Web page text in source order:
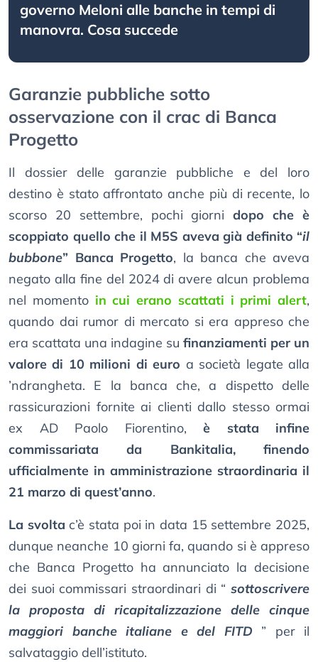
governo Meloni alle banche in tempi di
manovra. Cosa succede
Garanzie pubbliche sotto
osservazione con il crac di Banca
Progetto
Il dossier delle garanzie pubbliche e del loro
destino è stato affrontato anche più di recente, lo
scorso 20 settembre, pochi giornidopo che è
scoppiato quello che il M5S aveva già definito “il
bubbone” Banca Progetto, la banca che aveva
negato alla fine del 2024 di avere alcun problema
nel momento in cui erano scattati i primi alert,
quando dai rumor di mercato si era appreso che
era scattata una indagine su finanziamenti per un
valore di 10 milioni di euro a società legate alla
’ndrangheta. E la banca che, a dispetto delle
rassicurazioni fornite ai clienti dallo stesso ormai
ex AD Paolo Fiorentino, è stata infine
commissariata da Bankitalia, finendo
ufficialmente in amministrazione straordinaria il
21 marzo di quest’anno.
La svolta c’è stata poi in data 15 settembre 2025,
dunque neanche 10 giorni fa, quando si è appreso
che Banca Progetto ha annunciato la decisione
dei suoi commissari straordinari di “ sottoscrivere
la proposta di ricapitalizzazione delle cinque
maggiori banche italiane e del FITD
” per il
salvataggio dell’istituto.